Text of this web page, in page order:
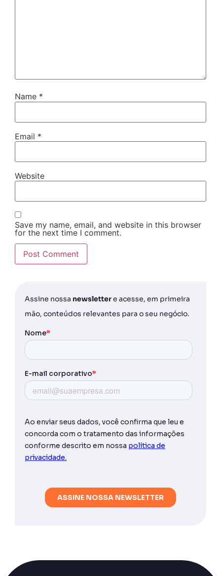
Name *
Email *
Website
Save my name, email, and website in this browser
for the next time I comment.
Assine nossa newslettere acesse, em primeira
mão, conteúdos relevantes para o seu negócio.